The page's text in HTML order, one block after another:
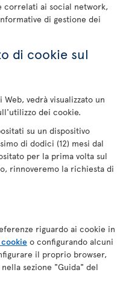
correlati ai social network,
di gestione dei
di cookie sul
vedrà visualizzato un
dei cookie.
su un dispositivo
di dodici (12) mesi dal
per la prima volta sul
rinnoveremo la richiesta di
riguardo ai cookie in
o configurando alcuni
il proprio browser,
sezione "Guida" del